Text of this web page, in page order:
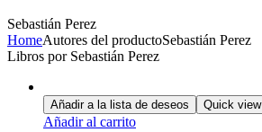
Sebastián Perez
HomeAutores del productoSebastián Perez
Libros por Sebastián Perez
Añadir a la lista de deseos Quick view
Añadir al carrito